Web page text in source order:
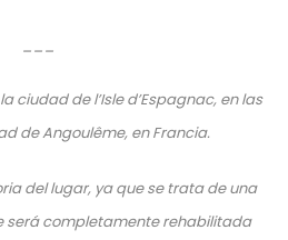
ciudad de l’Isle d’Espagnac, en las
de Angoulême, en Francia.
del lugar, ya que se trata de una
será completamente rehabilitada